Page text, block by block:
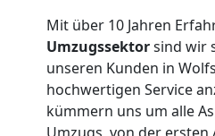
Mit über 10 Jahren
Umzugssektorsind wir
unseren Kunden in
hochwertigen Service
kümmern uns um alle